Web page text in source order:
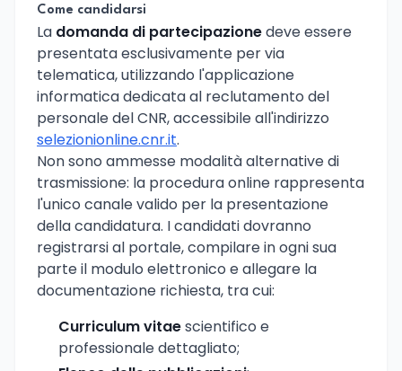
Come candidarsi
La domanda di partecipazionedeve essere
presentata esclusivamente per via
telematica, utilizzando l'applicazione
informatica dedicata al reclutamento del
personale del CNR, accessibile all'indirizzo
selezionionline.cnr.it.
Non sono ammesse modalità alternative di
trasmissione: la procedura online rappresenta
l'unico canale valido per la presentazione
della candidatura. I candidati dovranno
registrarsi al portale, compilare in ogni sua
parte il modulo elettronico e allegare la
documentazione richiesta, tra cui:
Curriculum vitaescientifico e
professionale dettagliato;